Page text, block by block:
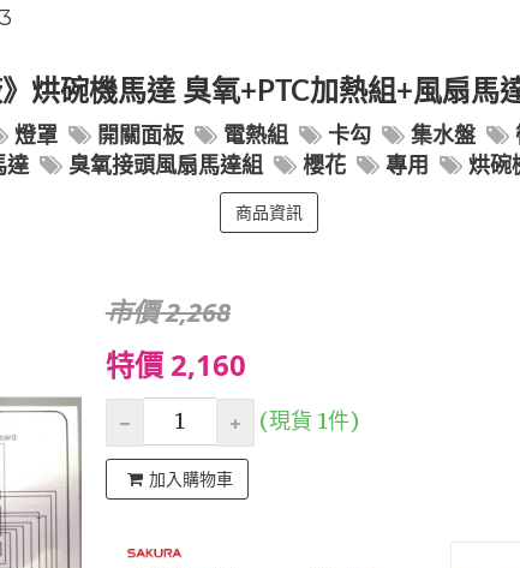
烘碗機馬達 臭氧+PTC加熱組+風扇馬
燈罩 開關面板 電熱組 卡勾 集水盤
達
臭氧接頭風扇馬達組 櫻花 專用 烘碗
商品資訊
市價 2,268
特價 2,160
(現貨 1件)
加入購物車